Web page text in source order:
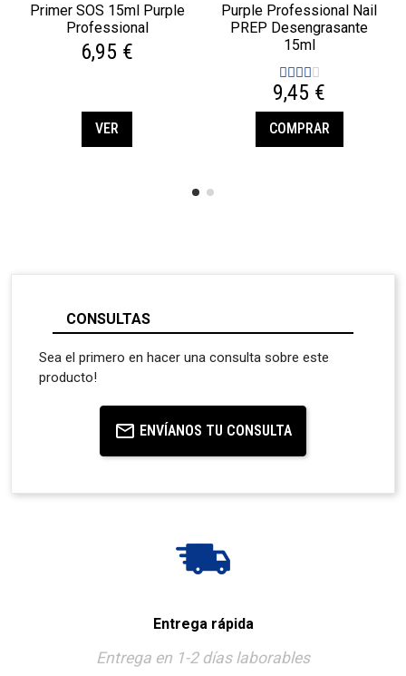
Primer SOS 15ml Purple
Professional
6,95 €
VER
Purple Professional Nail
PREP Desengrasante
15ml
9,45 €
COMPRAR
CONSULTAS
Sea el primero en hacer una consulta sobre este
producto!
ENVÍANOS TU CONSULTA
Entrega rápida
Entrega en 1-2 días laborables